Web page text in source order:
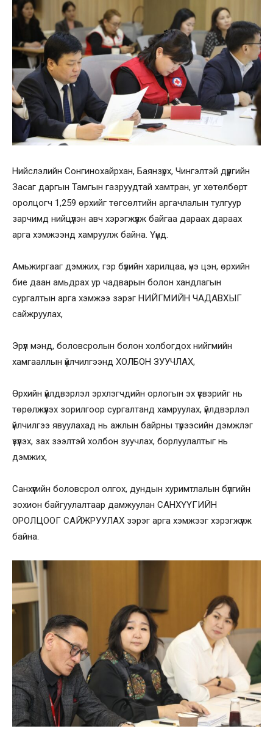
Нийслэлийн Сонгинохайрхан, Баянзүрх, Чингэлтэй дүүргийн
Засаг даргын Тамгын газруудтай хамтран, уг хөтөлбөрт
оролцогч 1,259 өрхийг төгсөлтийн аргачлалын тулгуур
зарчимд нийцүүлэн авч хэрэгжүүлж байгаа дараах дараах
арга хэмжээнд хамруулж байна. Үүнд.
Амьжиргааг дэмжих, гэр бүлийн харилцаа, үнэ цэн, өрхийн
бие даан амьдрах ур чадварын болон хандлагын
сургалтын арга хэмжээ зэрэг НИЙГМИЙН ЧАДАВХЫГ
сайжруулах,
Эрүүл мэнд, боловсролын болон холбогдох нийгмийн
хамгааллын үйлчилгээнд ХОЛБОН ЗУУЧЛАХ,
Өрхийн үйлдвэрлэл эрхлэгчдийн орлогын эх үүсвэрийг нь
төрөлжүүлэх зорилгоор сургалтанд хамруулах, үйлдвэрлэл
үйлчилгээ явуулахад нь ажлын байрны түрээсийн дэмжлэг
үзүүлэх, зах зээлтэй холбон зуучлах, борлуулалтыг нь
дэмжих,
Санхүүгийн боловсрол олгох, дундын хуримтлалын бүлгийн
зохион байгуулалтаар дамжуулан САНХҮҮГИЙН
ОРОЛЦООГ САЙЖРУУЛАХ зэрэг арга хэмжээг хэрэгжүүлж
байна.